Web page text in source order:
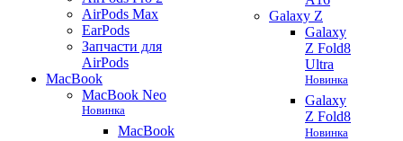
AirPods Max
EarPods
Запчасти для
AirPods
MacBook
MacBook Neo
Новинка
MacBook
Galaxy Z
Galaxy
Z Fold8
Ultra
Новинка
Galaxy
Z Fold8
Новинка